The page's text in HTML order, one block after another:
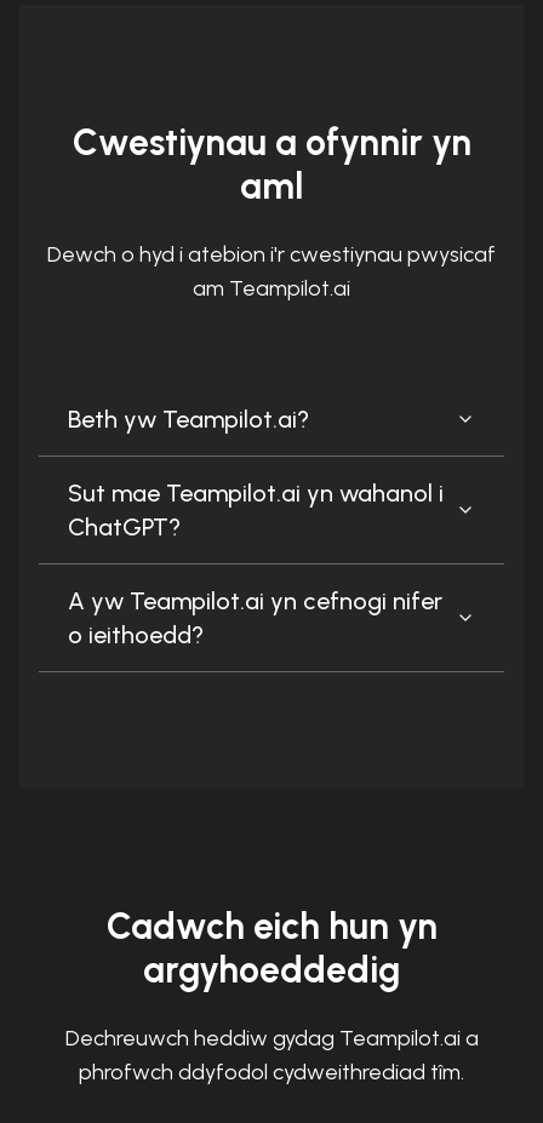
Cwestiynau a ofynnir yn
aml
Dewch o hyd i atebion i'r cwestiynau pwysicaf
am Teampilot.ai
Beth yw Teampilot.ai?
Sut mae Teampilot.ai yn wahanol i
ChatGPT?
A yw Teampilot.ai yn cefnogi nifer
o ieithoedd?
Cadwch eich hun yn
argyhoeddedig
Dechreuwch heddiw gydag Teampilot.ai a
phrofwch ddyfodol cydweithrediad tîm.